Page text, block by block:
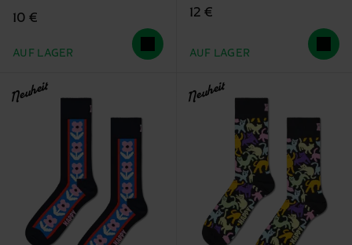
10 €
AUF LAGER
12 €
AUF LAGER
Neuheit Neuheit